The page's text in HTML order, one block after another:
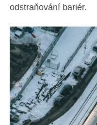
odstraňování bariér.